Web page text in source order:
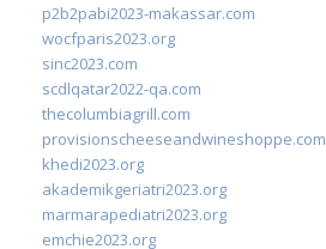
p2b2pabi2023-makassar.com
wocfparis2023.org
sinc2023.com
scdlqatar2022-qa.com
thecolumbiagrill.com
provisionscheeseandwineshoppe.com
khedi2023.org
akademikgeriatri2023.org
marmarapediatri2023.org
emchie2023.org